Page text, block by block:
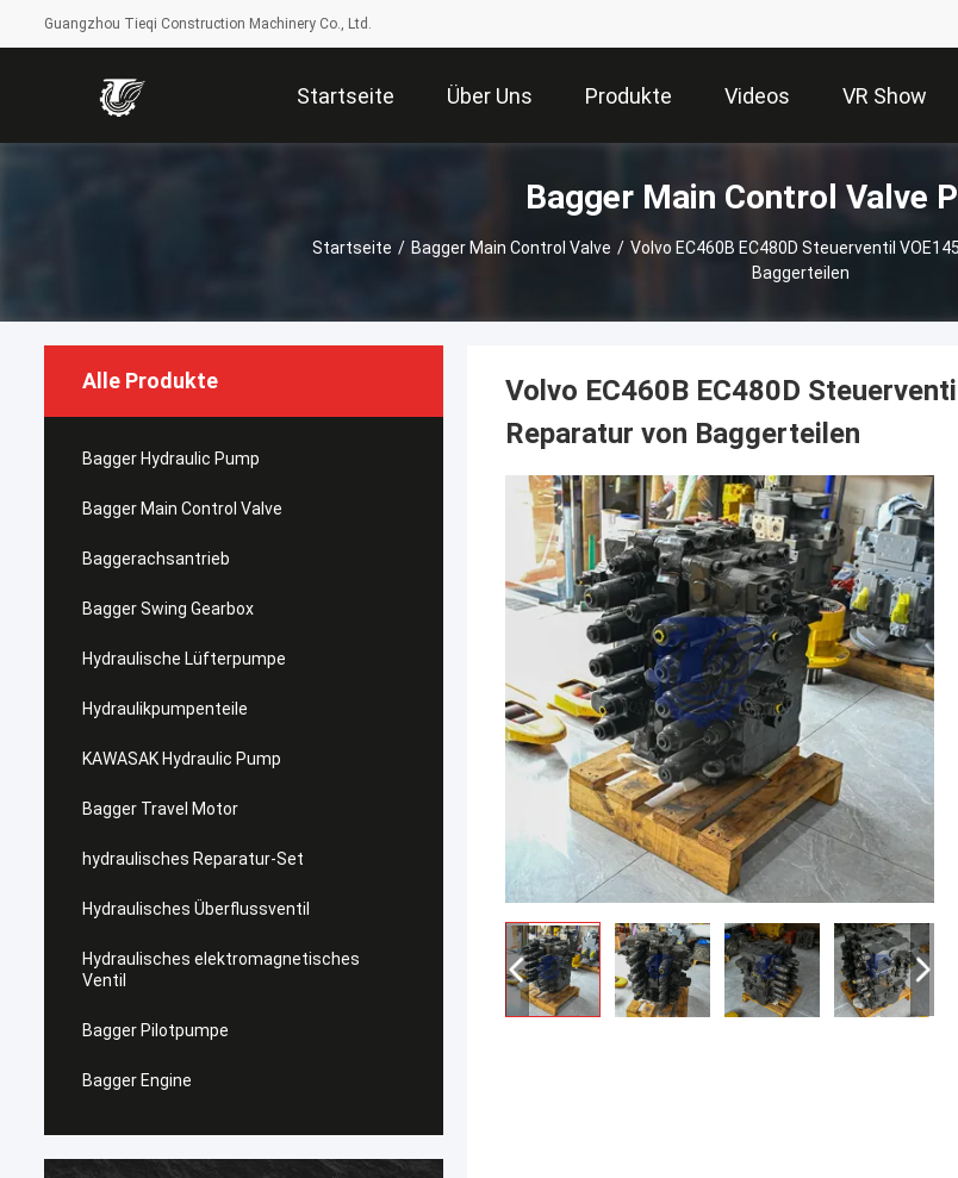
Guangzhou Tieqi Construction Machinery Co., Ltd.
Startseite Über Uns Produkte Videos VR Show
Bagger Main Control Valve
Startseite / Bagger Main Control Valve / Volvo EC460B EC480D Steuerventil
Baggerteilen
Alle Produkte
Bagger Hydraulic Pump
Bagger Main Control Valve
Baggerachsantrieb
Bagger Swing Gearbox
Hydraulische Lüfterpumpe
Hydraulikpumpenteile
KAWASAK Hydraulic Pump
Bagger Travel Motor
hydraulisches Reparatur-Set
Hydraulisches Überflussventil
Hydraulisches elektromagnetisches
Ventil
Bagger Pilotpumpe
Bagger Engine
Volvo EC460B EC480D
Reparatur von Baggerteilen